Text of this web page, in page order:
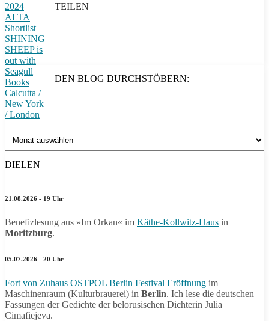
2024
ALTA
Shortlist
SHINING
SHEEP is
out with
Seagull
Books
Calcutta /
New York
/ London
TEILEN
DEN BLOG DURCHSTÖBERN:
Den
Blog
durchstöbern:
DIELEN
21.08.2026 - 19 Uhr
Benefizlesung aus »Im Orkan« im Käthe-Kollwitz-Haus in
Moritzburg.
05.07.2026 - 20 Uhr
Fort von Zuhaus OSTPOL Berlin Festival Eröffnung im
Maschinenraum (Kulturbrauerei) in Berlin. Ich lese die deutschen
Fassungen der Gedichte der belorusischen Dichterin Julia
Cimafiejeva.